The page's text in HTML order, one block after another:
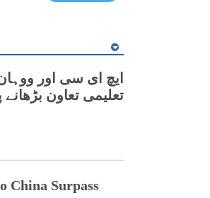
ایچ ای سی اور
تعلیمی تعاون بڑھانے
China Surpass